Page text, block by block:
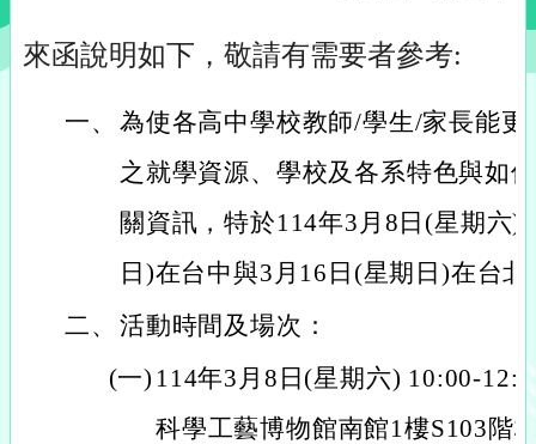
來函說明如下，敬請有需要者參考:
一、 為使各高中學校教師/學生/家長能
之就學資源、學校及各系特色與如
關資訊，特於114年3月8日(星期六)
日)在台中與3月16日(星期日)在台
二、 活動時間及場次：
(一) 114年3月8日(星期六) 10:00-
科學工藝博物館南館1樓S103階